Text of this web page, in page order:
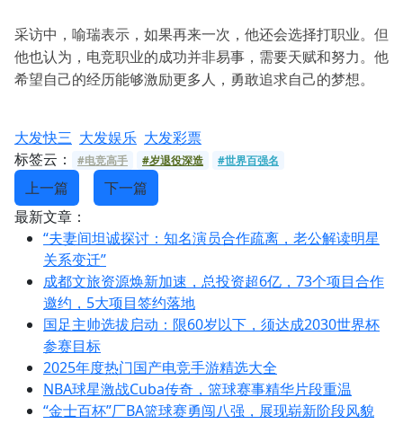
采访中，喻瑞表示，如果再来一次，他还会选择打职业。但
他也认为，电竞职业的成功并非易事，需要天赋和努力。他
希望自己的经历能够激励更多人，勇敢追求自己的梦想。
大发快三 大发娱乐 大发彩票
标签云：
#电竞高手 #岁退役深造 #世界百强名
上一篇
下一篇
最新文章：
“夫妻间坦诚探讨：知名演员合作疏离，老公解读明星
关系变迁”
成都文旅资源焕新加速，总投资超6亿，73个项目合作
邀约，5大项目签约落地
国足主帅选拔启动：限60岁以下，须达成2030世界杯
参赛目标
2025年度热门国产电竞手游精选大全
NBA球星激战Cuba传奇，篮球赛事精华片段重温
“金士百杯”厂BA篮球赛勇闯八强，展现崭新阶段风貌